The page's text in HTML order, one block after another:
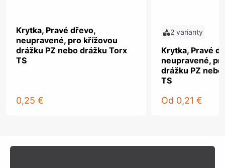
Krytka, Pravé dřevo,
neupravené, pro křížovou
drážku PZ nebo drážku Torx
TS
0,25 €
2 varianty
Krytka, Pravé
neupravené,
drážku PZ
TS
Od 0,21 €